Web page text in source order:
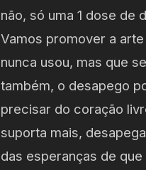
não, só uma 1 dose de
Vamos promover a
nunca usou, mas que
também, o desapego
precisar do coração
suporta mais,
das esperanças de